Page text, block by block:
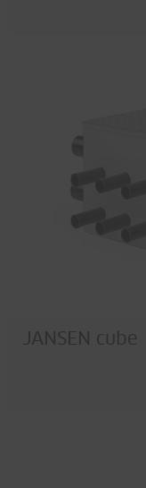
JANSEN cube